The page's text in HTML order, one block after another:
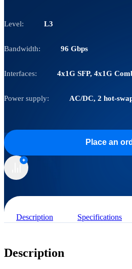
Level: L3
Bandwidth: 96 Gbps
Interfaces: 4x1G SFP, 4x1G
Power supply: AC/DC, 2 hot-
Place an
Description Specifications
Description